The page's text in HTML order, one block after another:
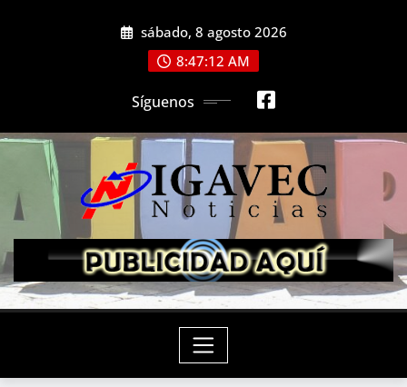
sábado, 8 agosto 2026
8:47:13 AM
Síguenos